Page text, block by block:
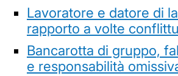
Lavoratore e datore di
rapporto a volte
Bancarotta di gruppo,
e responsabilità